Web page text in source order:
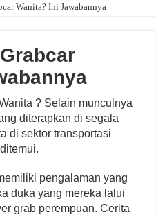
Wanita? Ini Jawabannya
? Selain munculnya
diterapkan di segala
di sektor transportasi
pengalaman yang
duka yang mereka lalui
grab perempuan. Cerita